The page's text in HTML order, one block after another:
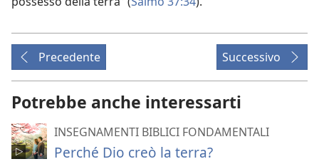
Precedente Successivo
Potrebbe anche interessarti
INSEGNAMENTI BIBLICI FONDAMENTALI
Perché Dio creò la terra?